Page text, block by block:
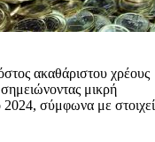
ακαθάριστου χρέους
μικρή
σύμφωνα με